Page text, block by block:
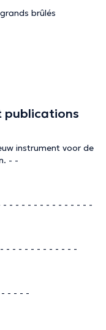
brûlés
publications
instrument voor de
- -
- - - - - - - - - - - - - - -
- - - - - - - - - - - - -
- - - -